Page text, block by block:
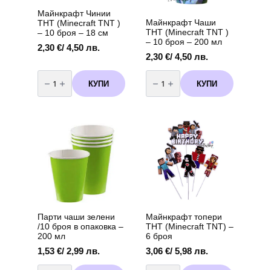
Майнкрафт Чинии
ТНТ (Minecraft TNT )
– 10 броя – 18 см
2,30 €/ 4,50 лв.
количество
за
Майнкрафт
Чинии
броя
КУПИ
Майнкрафт Чаши
ТНТ (Minecraft TNT )
– 10 броя – 200 мл
2,30 €/ 4,50 лв.
количество
за
Майнкрафт
Чаши
200
КУПИ
Парти чаши зелени
/10 броя в опаковка –
200 мл
1,53 €/ 2,99 лв.
количество
Майнкрафт топери
ТНТ (Minecraft ТNT) –
6 броя
3,06 €/ 5,98 лв.
количество